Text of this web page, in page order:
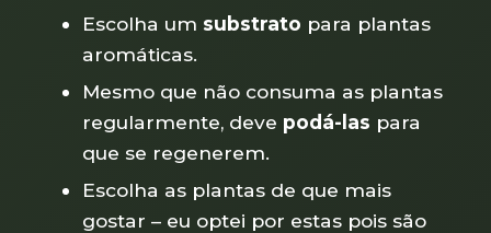
Escolha um substrato para plantas
aromáticas.
Mesmo que não consuma as plantas
regularmente, deve podá-las para
que se regenerem.
Escolha as plantas de que mais
gostar – eu optei por estas pois são